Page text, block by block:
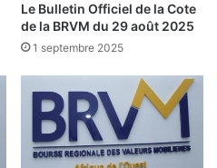
Le Bulletin Officiel de la Cote
de la BRVM du 29 août 2025
1 septembre 2025